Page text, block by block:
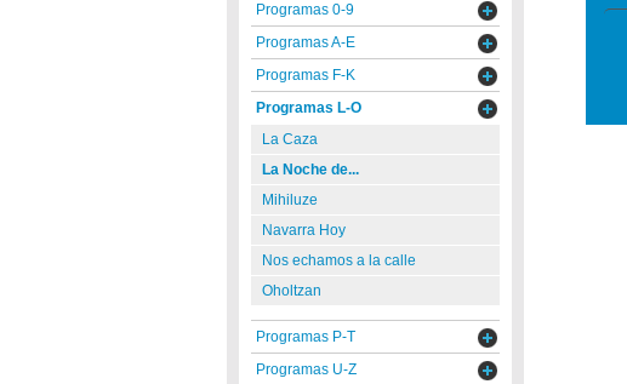
Programas 0-9
Programas A-E
Programas F-K
Programas L-O
La Caza
La Noche de...
Mihiluze
Navarra Hoy
Nos echamos a la calle
Oholtzan
Programas P-T
Programas U-Z